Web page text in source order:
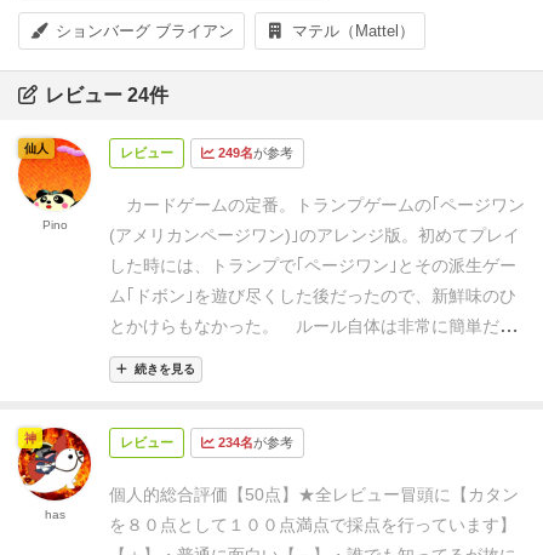
ションバーグ ブライアン マテル（Mattel）
レビュー 24件
レビュー 249名が参考
カードゲームの定番。トランプゲームの｢ページワン
(アメリカンページワン)｣のアレンジ版。初めてプレイ
した時には、トランプで｢ページワン｣とその派生ゲー
ム｢ドボン｣を遊び尽くした後だったので、新鮮味のひ
とかけらもなかった。
ルール自体は非常に簡単だ
が、以前から定着していた｢ページワン｣や｢ドボン｣に
影響されて、ローカルルールが異常に多いうえに、正
ールを採用したい人の気持ちが分かる)ためにルールす
(｢全員出し切るまで終わらないルール｣に引きずり込ま
れるとツライ)。メーカーもちょくちょく新しいルール
続きを見る
仙人
Pino
レビュー 234名が参考
個人的総合評価【50点】★全レビュー冒頭に【カタン
を８０点として１００点満点で採点を行っています】
神
has